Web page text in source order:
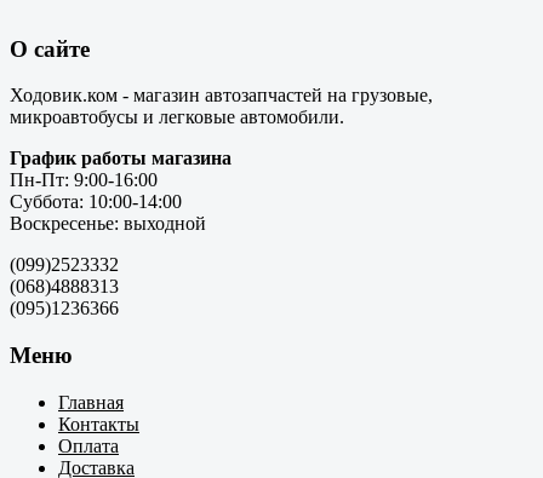
О сайте
Ходовик.ком - магазин автозапчастей на грузовые,
микроавтобусы и легковые автомобили.
График работы магазина
Пн-Пт: 9:00-16:00
Суббота: 10:00-14:00
Воскресенье: выходной
(099)2523332
(068)4888313
(095)1236366
Меню
Главная
Контакты
Оплата
Доставка